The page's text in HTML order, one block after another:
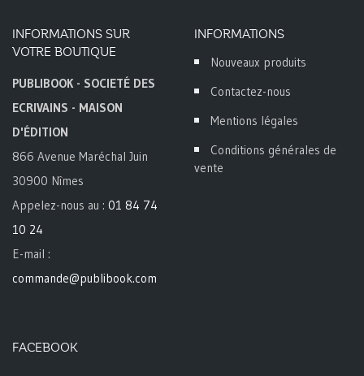
INFORMATIONS SUR
VOTRE BOUTIQUE
PUBLIBOOK - SOCIETÉ DES
ECRIVAINS - MAISON
D'ÉDITION
866 Avenue Maréchal Juin
30900 Nîmes
Appelez-nous au : 01 84 74
10 24
E-mail :
commande@publibook.com
INFORMATIONS
Nouveaux produits
Contactez-nous
Mentions légales
Conditions générales de
vente
FACEBOOK